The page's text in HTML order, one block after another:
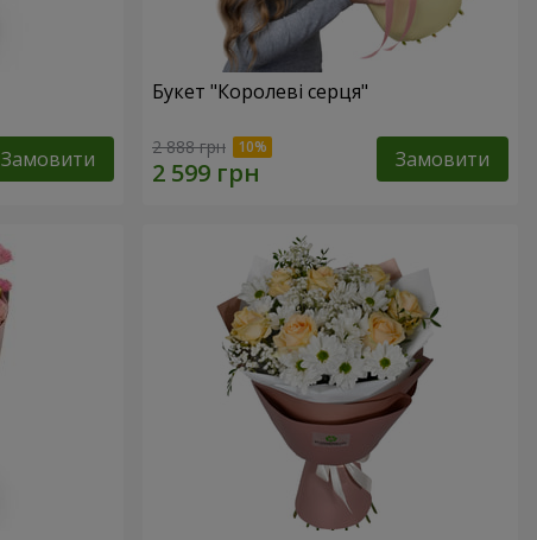
Замовити
Букет "Королеві серця"
2 888 грн Замовити